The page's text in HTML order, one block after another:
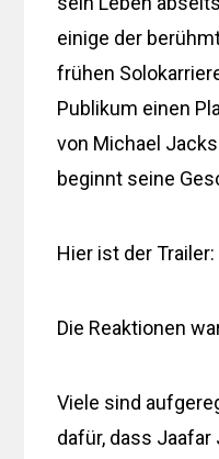
einige der
frühen
Publikum einen
von Michael
beginnt seine
Hier ist der Trailer:
Die Reaktionen
Viele sind
dafür, dass